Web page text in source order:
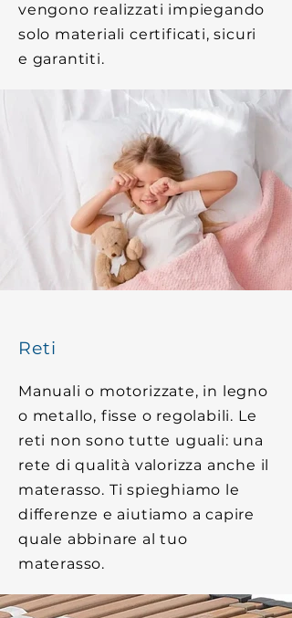
vengono realizzati impiegando
solo materiali certificati, sicuri
e garantiti.
Reti
Manuali o motorizzate, in legno
o metallo, fisse o regolabili. Le
reti non sono tutte uguali: una
rete di qualità valorizza anche il
materasso. Ti spieghiamo le
differenze e aiutiamo a capire
quale abbinare al tuo
materasso.